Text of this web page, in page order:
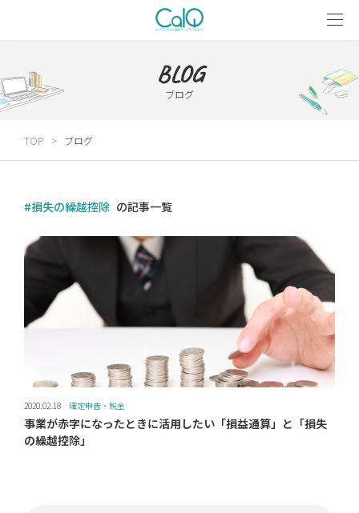
BLOG
ブログ
TOP ブログ
#損失の繰越控除 の記事一覧
2020.02.18 確定申告・税金
事業が赤字になったときに活用したい「損益通算」と「損失
の繰越控除」